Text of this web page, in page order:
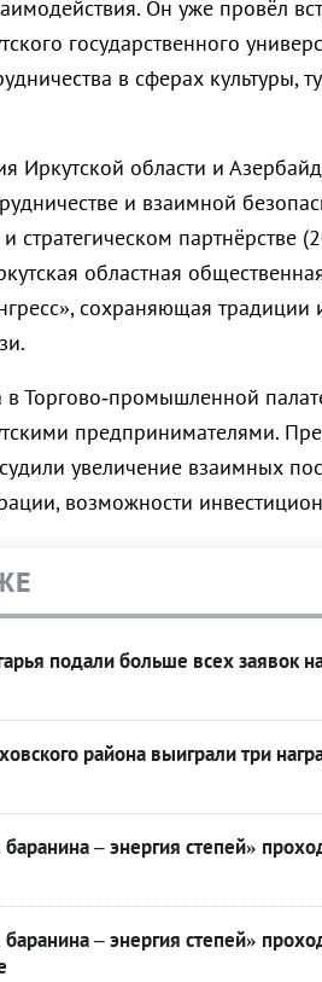
Он уже провёл
государственного
в сферах культуры,
Иркутской области и
и взаимной
партнёрстве
областная
сохраняющая традиции
в Торгово‑промышленной
предпринимателями.
увеличение взаимных
возможности
подали больше всех заявок
района выиграли три
– энергия степей»
– энергия степей»